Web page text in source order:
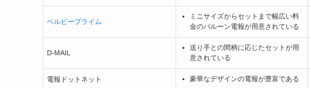
ベルビープライム
ミニサイズからセットまで幅広い料
金のバルーン電報が用意されている
D-MAIL
送り手との間柄に応じたセットが用
意されている
電報ドットネット 豪華なデザインの電報が豊富である